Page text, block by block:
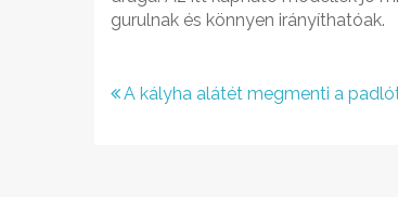
gurulnak és könnyen irányíthatóak.
Bejegyzés
A kályha alátét megmenti a